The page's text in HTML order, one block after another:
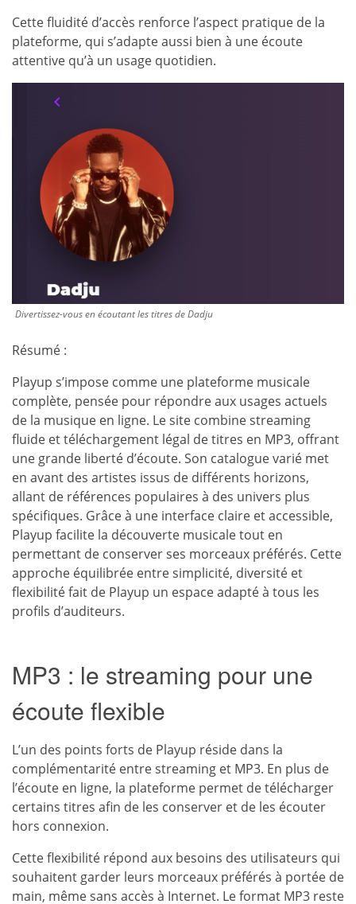
Cette fluidité d’accès renforce l’aspect pratique de la
plateforme, qui s’adapte aussi bien à une écoute
attentive qu’à un usage quotidien.
Divertissez-vous en écoutant les titres de Dadju
Résumé :
Playup s’impose comme une plateforme musicale
complète, pensée pour répondre aux usages actuels
de la musique en ligne. Le site combine streaming
fluide et téléchargement légal de titres en MP3, offrant
une grande liberté d’écoute. Son catalogue varié met
en avant des artistes issus de différents horizons,
allant de références populaires à des univers plus
spécifiques. Grâce à une interface claire et accessible,
Playup facilite la découverte musicale tout en
permettant de conserver ses morceaux préférés. Cette
approche équilibrée entre simplicité, diversité et
flexibilité fait de Playup un espace adapté à tous les
profils d’auditeurs.
MP3 : le streaming pour une
écoute flexible
L’un des points forts de Playup réside dans la
complémentarité entre streaming et MP3. En plus de
l’écoute en ligne, la plateforme permet de télécharger
certains titres afin de les conserver et de les écouter
hors connexion.
Cette flexibilité répond aux besoins des utilisateurs qui
souhaitent garder leurs morceaux préférés à portée de
main, même sans accès à Internet. Le format MP3 reste